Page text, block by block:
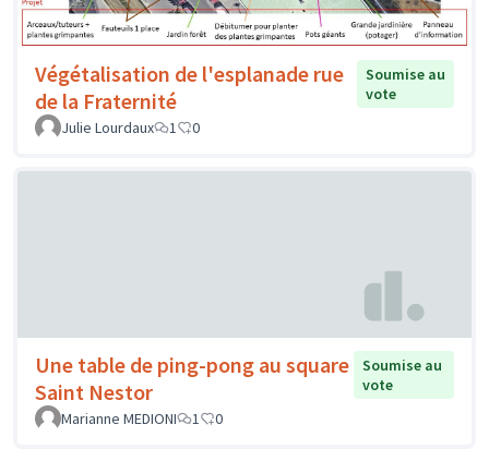
Végétalisation de l'esplanade rue
de la Fraternité
Soumise au
vote
Julie Lourdaux
1 0
Une table de ping-pong au square
Saint Nestor
Soumise au
vote
Marianne MEDIONI
1 0